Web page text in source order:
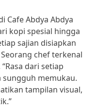
Cafe Abdya Abdya
kopi spesial hingga
sajian disiapkan
chef terkenal
dari setiap
sungguh memukau.
tampilan visual,